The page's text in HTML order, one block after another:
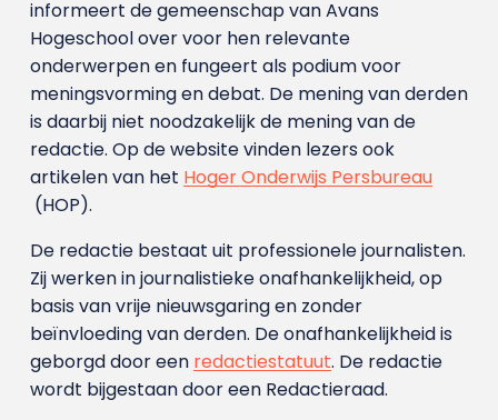
informeert de gemeenschap van Avans
Hogeschool over voor hen relevante
onderwerpen en fungeert als podium voor
meningsvorming en debat. De mening van derden
is daarbij niet noodzakelijk de mening van de
redactie. Op de website vinden lezers ook
artikelen van het Hoger Onderwijs Persbureau
(HOP).
De redactie bestaat uit professionele journalisten.
Zij werken in journalistieke onafhankelijkheid, op
basis van vrije nieuwsgaring en zonder
beïnvloeding van derden. De onafhankelijkheid is
geborgd door een redactiestatuut. De redactie
wordt bijgestaan door een Redactieraad.